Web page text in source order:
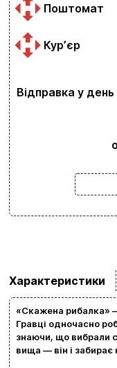
Поштомат
Курʼєр
Відправка у
Характеристики
«Скажена рибалка»
Гравці одночасно
знаючи, що вибрали
вища — він і забирає
Вхід
Ваш